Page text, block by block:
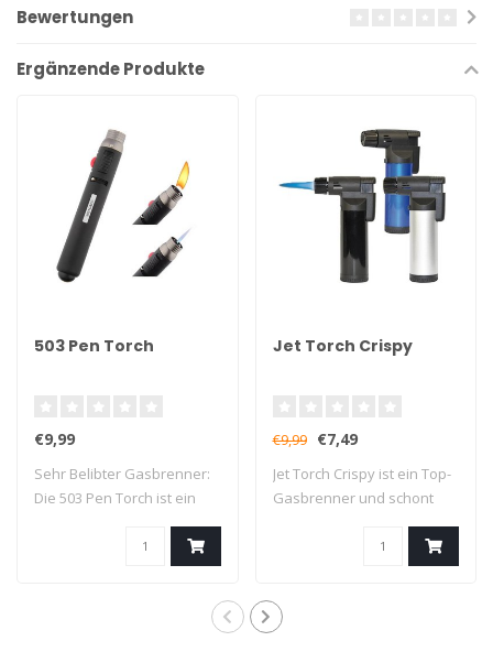
Bewertungen
Ergänzende Produkte
503 Pen Torch
€9,99
Sehr Belibter Gasbrenner:
Die 503 Pen Torch ist ein
Jet Torch Crispy
€9,99 €7,49
Jet Torch Crispy ist ein Top-
Gasbrenner und schont